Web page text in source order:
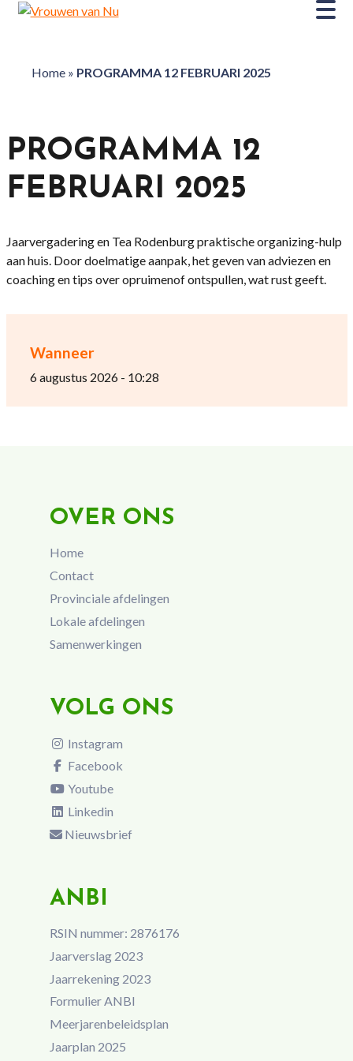
Home» PROGRAMMA 12 FEBRUARI 2025
Wanneer
6 augustus 2026 - 10:28
PROGRAMMA 12
FEBRUARI 2025
Jaarvergadering en Tea Rodenburg praktische organizing-hulp
aan huis. Door doelmatige aanpak, het geven van adviezen en
coaching en tips over opruimenof ontspullen, wat rust geeft.
OVER ONS
Home
Contact
Provinciale afdelingen
Lokale afdelingen
Samenwerkingen
VOLG ONS
Instagram
Facebook
Youtube
Linkedin
Nieuwsbrief
ANBI
RSIN nummer: 2876176
Jaarverslag 2023
Jaarrekening 2023
Formulier ANBI
Meerjarenbeleidsplan
Jaarplan 2025